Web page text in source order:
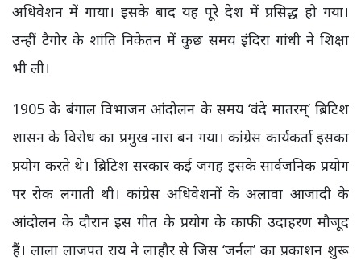
अधिवेशन में गाया। इसके बाद यह पूरे देश में प्रसिद्ध हो गया।
उन्हीं टैगोर के शांति निकेतन में कुछ समय इंदिरा गांधी ने शिक्षा
भी ली।
1905 के बंगाल विभाजन आंदोलन के समय ‘वंदे मातरम्’ ब्रिटिश
शासन के विरोध का प्रमुख नारा बन गया। कांग्रेस कार्यकर्ता इसका
प्रयोग करते थे। ब्रिटिश सरकार कई जगह इसके सार्वजनिक प्रयोग
पर रोक लगाती थी। कांग्रेस अधिवेशनों के अलावा आजादी के
आंदोलन के दौरान इस गीत के प्रयोग के काफी उदाहरण मौजूद
हैं। लाला लाजपत राय ने लाहौर से जिस ‘जर्नल’ का प्रकाशन शुरू